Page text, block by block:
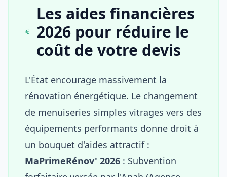
Les aides financières
2026 pour réduire le
coût de votre devis
L'État encourage massivement la
rénovation énergétique. Le changement
de menuiseries simples vitrages vers des
équipements performants donne droit à
un bouquet d'aides attractif :
MaPrimeRénov' 2026 : Subvention